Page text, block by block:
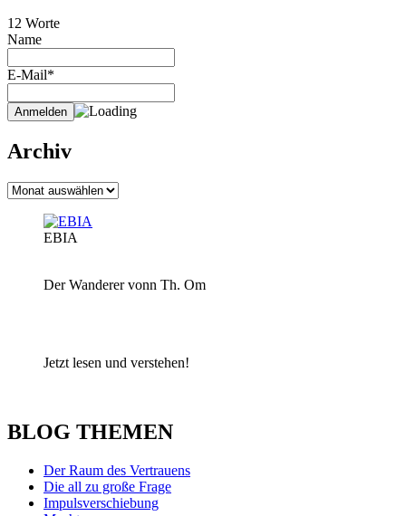
12 Worte
Name
E-Mail*
Archiv
Archiv
EBIA
Der Wanderer vonn Th. Om
Jetzt lesen und verstehen!
BLOG THEMEN
Der Raum des Vertrauens
Die all zu große Frage
Impulsverschiebung